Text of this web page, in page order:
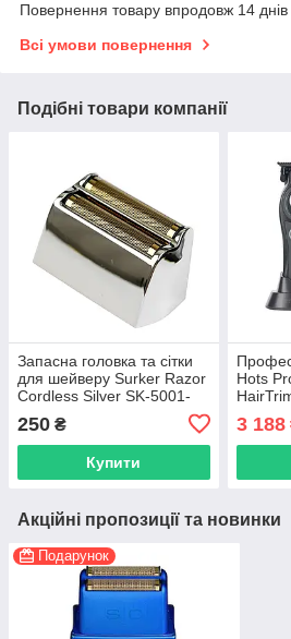
Повернення товару впродовж 14 днів
Всі умови повернення
Подібні товари компанії
Запасна головка та сітки
для шейверу Surker Razor
Cordless Silver SK-5001-
GO, SK-5001-SL (SR-SL-2)
250 ₴
Купити
Hots
3 188
Акційні пропозиції та новинки
Подарунок